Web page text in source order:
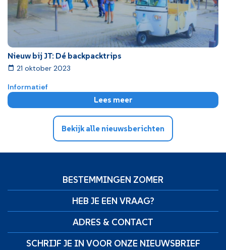
Nieuw bij JT: Dé backpacktrips
21 oktober 2023
Informatief
Lees meer
Bekijk alle nieuwsberichten
BESTEMMINGEN ZOMER
HEB JE EEN VRAAG?
ADRES & CONTACT
SCHRIJF JE IN VOOR ONZE NIEUWSBRIEF